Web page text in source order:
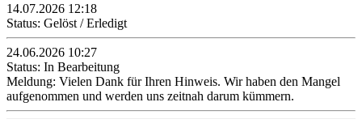
14.07.2026 12:18
Status: Gelöst / Erledigt
24.06.2026 10:27
Status: In Bearbeitung
Meldung: Vielen Dank für Ihren Hinweis. Wir haben den Mangel
aufgenommen und werden uns zeitnah darum kümmern.